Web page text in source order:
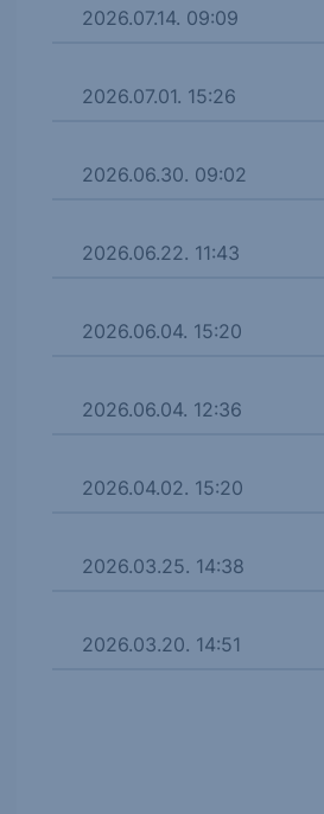
2026.07.14. 09:09
2026.07.01. 15:26
2026.06.30. 09:02
2026.06.22. 11:43
2026.06.04. 15:20
2026.06.04. 12:36
2026.04.02. 15:20
2026.03.25. 14:38
2026.03.20. 14:51